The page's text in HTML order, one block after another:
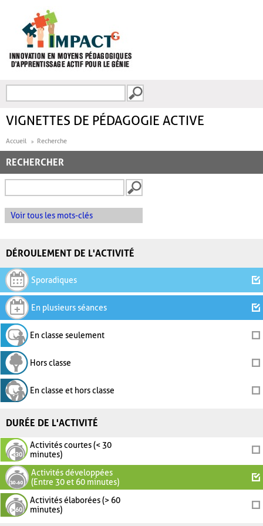
FORMULAIRE DE
VIGNETTES DE PÉDAGOGIE ACTIVE
Accueil Recherche
RECHERCHER
Voir tous les mots-clés
DÉROULEMENT DE L'ACTIVITÉ
Sporadiques
En plusieurs séances
En classe seulement
Hors classe
En classe et hors classe
DURÉE DE L'ACTIVITÉ
Activités courtes (< 30
minutes)
Activités développées
(Entre 30 et 60 minutes)
Activités élaborées (> 60
minutes)